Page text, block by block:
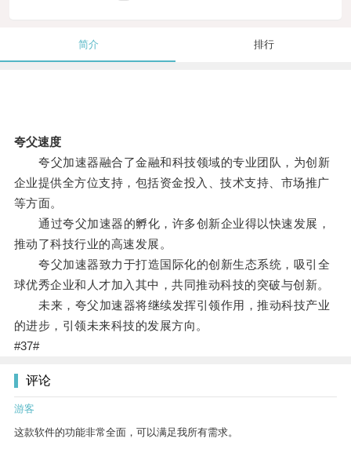
简介 排行
夸父速度
夸父加速器融合了金融和科技领域的专业团队，为创新
企业提供全方位支持，包括资金投入、技术支持、市场推广
等方面。
通过夸父加速器的孵化，许多创新企业得以快速发展，
推动了科技行业的高速发展。
夸父加速器致力于打造国际化的创新生态系统，吸引全
球优秀企业和人才加入其中，共同推动科技的突破与创新。
未来，夸父加速器将继续发挥引领作用，推动科技产业
的进步，引领未来科技的发展方向。
#37#
评论
游客
这款软件的功能非常全面，可以满足我所有需求。